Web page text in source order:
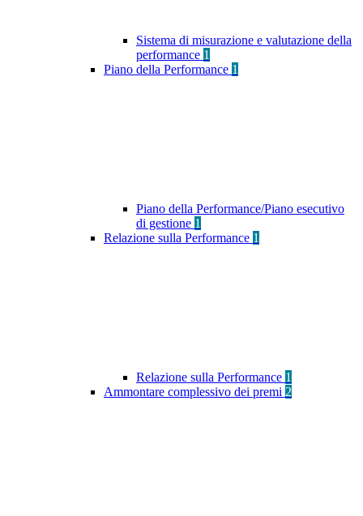
Sistema di misurazione e valutazione della
performance 1
Piano della Performance 1
Piano della Performance/Piano esecutivo
di gestione 1
Relazione sulla Performance 1
Relazione sulla Performance 1
Ammontare complessivo dei premi 2